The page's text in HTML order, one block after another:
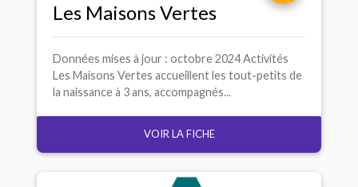
Les Maisons Vertes
Données mises à jour : octobre 2024 Activités
Les Maisons Vertes accueillent les tout-petits de
la naissance à 3 ans, accompagnés...
VOIR LA FICHE